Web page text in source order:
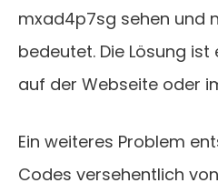
mxad4p7sg sehen und
bedeutet. Die Lösung ist
auf der Webseite oder
Ein weiteres Problem
Codes versehentlich